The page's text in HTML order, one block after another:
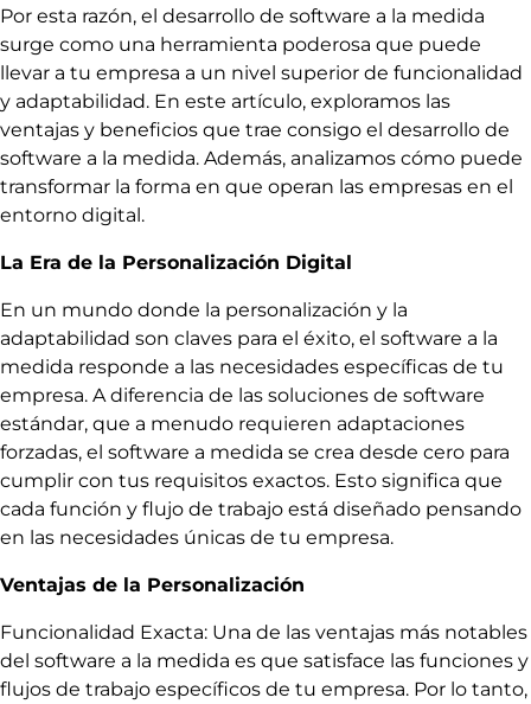
Por esta razón, el desarrollo de software a la medida
surge como una herramienta poderosa que puede
llevar a tu empresa a un nivel superior de funcionalidad
y adaptabilidad. En este artículo, exploramos las
ventajas y beneficios que trae consigo el desarrollo de
software a la medida. Además, analizamos cómo puede
transformar la forma en que operan las empresas en el
entorno digital.
La Era de la Personalización Digital
En un mundo donde la personalización y la
adaptabilidad son claves para el éxito, el software a la
medida responde a las necesidades específicas de tu
empresa. A diferencia de las soluciones de software
estándar, que a menudo requieren adaptaciones
forzadas, el software a medida se crea desde cero para
cumplir con tus requisitos exactos. Esto significa que
cada función y flujo de trabajo está diseñado pensando
en las necesidades únicas de tu empresa.
Ventajas de la Personalización
Funcionalidad Exacta: Una de las ventajas más notables
del software a la medida es que satisface las funciones y
flujos de trabajo específicos de tu empresa. Por lo tanto,